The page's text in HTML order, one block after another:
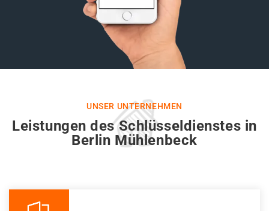
UNSER UNTERNEHMEN
Leistungen des Schlüsseldienstes in
Berlin Mühlenbeck